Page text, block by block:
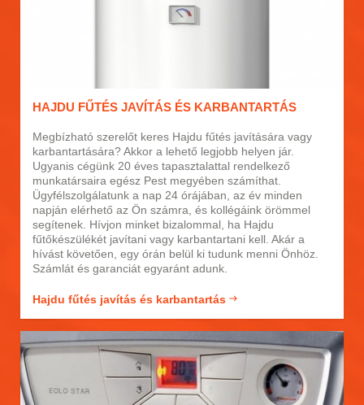
HAJDU FŰTÉS JAVÍTÁS ÉS KARBANTARTÁS
Megbízható szerelőt keres Hajdu fűtés javítására vagy
karbantartására? Akkor a lehető legjobb helyen jár.
Ugyanis cégünk 20 éves tapasztalattal rendelkező
munkatársaira egész Pest megyében számíthat.
Ügyfélszolgálatunk a nap 24 órájában, az év minden
napján elérhető az Ön számra, és kollégáink örömmel
segítenek. Hívjon minket bizalommal, ha Hajdu
fűtőkészülékét javítani vagy karbantartani kell. Akár a
hívást követően, egy órán belül ki tudunk menni Önhöz.
Számlát és garanciát egyaránt adunk.
Hajdu fűtés javítás és karbantartás